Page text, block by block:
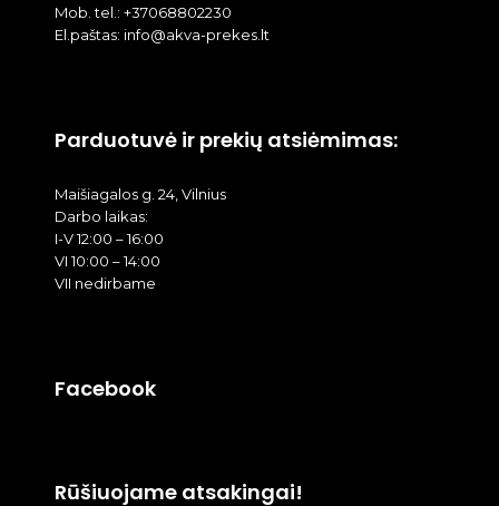
Mob. tel.: +37068802230
El.paštas: info@akva-prekes.lt
Parduotuvė ir prekių atsiėmimas:
Maišiagalos g. 24, Vilnius
Darbo laikas:
I-V 12:00 – 16:00
VI 10:00 – 14:00
VII nedirbame
Facebook
Rūšiuojame atsakingai!